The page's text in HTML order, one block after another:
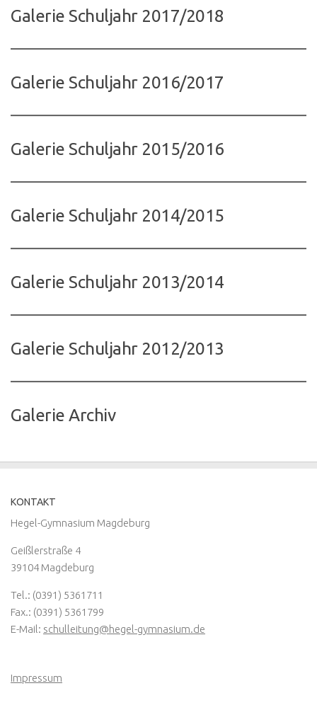
Galerie Schuljahr 2017/2018
Galerie Schuljahr 2016/2017
Galerie Schuljahr 2015/2016
Galerie Schuljahr 2014/2015
Galerie Schuljahr 2013/2014
Galerie Schuljahr 2012/2013
Galerie Archiv
KONTAKT
Hegel-Gymnasium Magdeburg
Geißlerstraße 4
39104 Magdeburg
Tel.: (0391) 5361711
Fax.: (0391) 5361799
E-Mail: schulleitung@hegel-gymnasium.de
Impressum